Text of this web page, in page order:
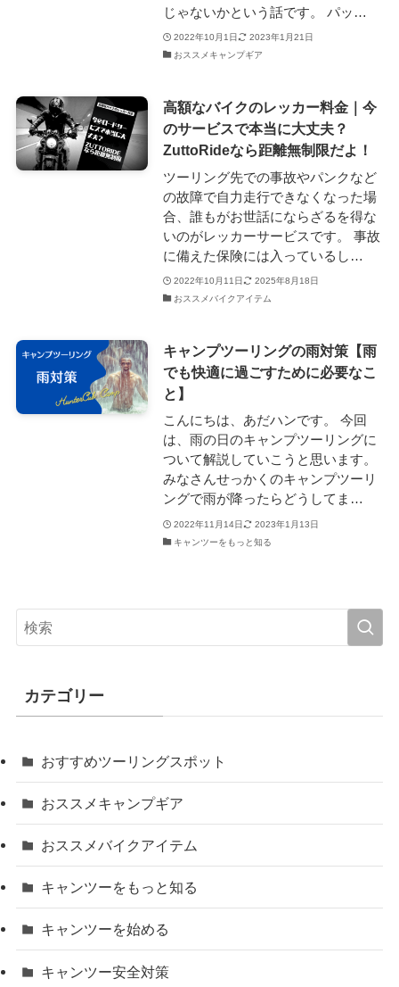
じゃないかという話です。 パッ…
2022年10月1日
2023年1月21日
おススメキャンプギア
高額なバイクのレッカー料金｜今
のサービスで本当に大丈夫？
ZuttoRideなら距離無制限だよ！
ツーリング先での事故やパンクなど
の故障で自力走行できなくなった場
合、誰もがお世話にならざるを得な
いのがレッカーサービスです。 事故
に備えた保険には入っているし…
2022年10月11日
2025年8月18日
おススメバイクアイテム
キャンプツーリングの雨対策【雨
でも快適に過ごすために必要なこ
と】
こんにちは、あだハンです。 今回
は、雨の日のキャンプツーリングに
ついて解説していこうと思います。
みなさんせっかくのキャンプツーリ
ングで雨が降ったらどうしてま…
2022年11月14日
2023年1月13日
キャンツーをもっと知る
カテゴリー
おすすめツーリングスポット
おススメキャンプギア
おススメバイクアイテム
キャンツーをもっと知る
キャンツーを始める
キャンツー安全対策